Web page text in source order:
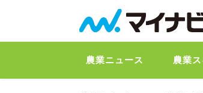
農業ニュース 農業